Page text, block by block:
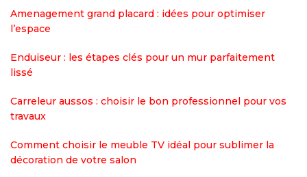
Amenagement grand placard : idées pour optimiser
l’espace
Enduiseur : les étapes clés pour un mur parfaitement
lissé
Carreleur aussos : choisir le bon professionnel pour vos
travaux
Comment choisir le meuble TV idéal pour sublimer la
décoration de votre salon